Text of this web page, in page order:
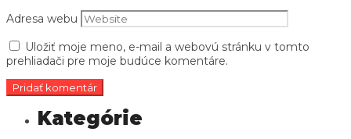
Adresa webu
Uložiť moje meno, e-mail a webovú stránku v tomto
prehliadači pre moje budúce komentáre.